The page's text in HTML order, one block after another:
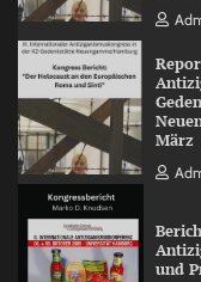
März
und